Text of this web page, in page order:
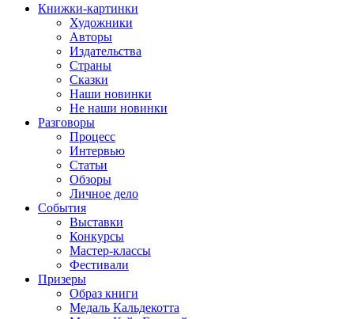
Книжки-картинки
Художники
Авторы
Издательства
Страны
Сказки
Наши новинки
Не наши новинки
Разговоры
Процесс
Интервью
Статьи
Обзоры
Личное дело
События
Выставки
Конкурсы
Мастер-классы
Фестивали
Призеры
Образ книги
Медаль Кальдекотта